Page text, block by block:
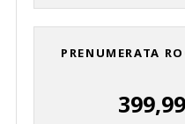
PRENUMERATA
399,99